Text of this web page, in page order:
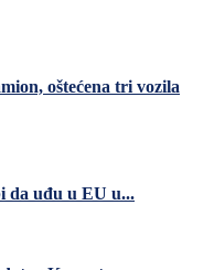
oštećena tri vozila
da uđu u EU u...